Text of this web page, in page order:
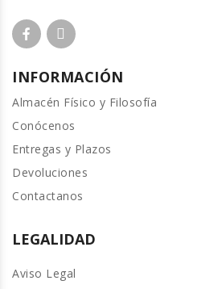
INFORMACIÓN
Almacén Físico y Filosofía
Conócenos
Entregas y Plazos
Devoluciones
Contactanos
LEGALIDAD
Aviso Legal